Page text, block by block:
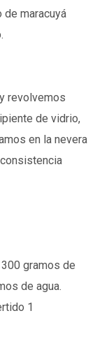
de maracuyá
revolvemos
de vidrio,
en la nevera
gramos de
de agua.
1